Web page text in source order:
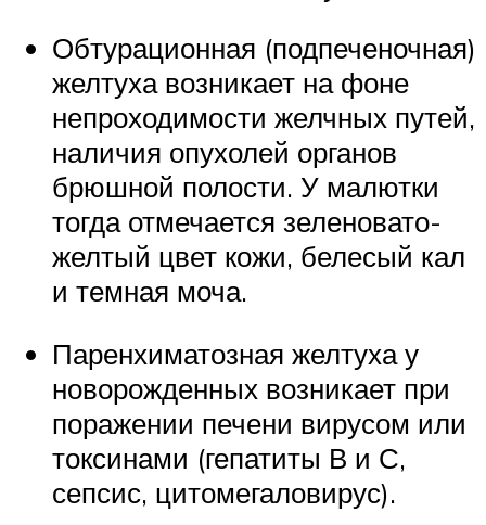
Обтурационная (подпеченочная)
желтуха возникает на фоне
непроходимости желчных путей,
наличия опухолей органов
брюшной полости. У малютки
тогда отмечается зеленовато-
желтый цвет кожи, белесый кал
и темная моча.
Паренхиматозная желтуха у
новорожденных возникает при
поражении печени вирусом или
токсинами (гепатиты В и С,
сепсис, цитомегаловирус).